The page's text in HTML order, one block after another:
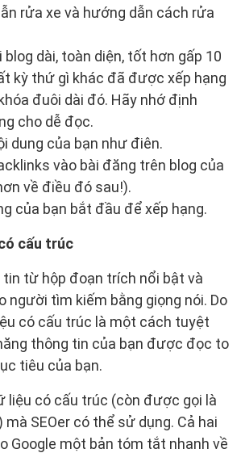
rửa xe và hướng dẫn cách rửa
dài, toàn diện, tốt hơn gấp 10
kỳ thứ gì khác đã được xếp hạng
đuôi dài đó. Hãy nhớ định
cho dễ đọc.
dung của bạn như điên.
vào bài đăng trên blog của
về điều đó sau!).
của bạn bắt đầu để xếp hạng.
cấu trúc
tin từ hộp đoạn trích nổi bật và
người tìm kiếm bằng giọng nói. Do
có cấu trúc là một cách tuyệt
thông tin của bạn được đọc to
tiêu của bạn.
liệu có cấu trúc (còn được gọi là
SEOer có thể sử dụng. Cả hai
Google một bản tóm tắt nhanh về